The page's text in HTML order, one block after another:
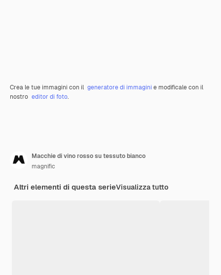
Crea le tue immagini con il generatore di immagini e modificale con il
nostro editor di foto.
Macchie di vino rosso su tessuto bianco
magnific
Altri elementi di questa serieVisualizza tutto